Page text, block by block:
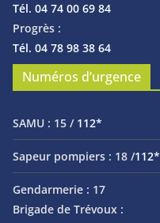
Tél. 04 74 00 69 84
Progrès :
Tél. 04 78 98 38 64
Numéros d’urgence
SAMU : 15 / 112*
Sapeur pompiers : 18 /112*
Gendarmerie : 17
Brigade de Trévoux :